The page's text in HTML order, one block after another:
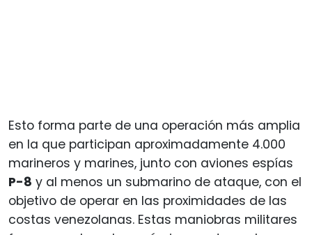
Esto forma parte de una operación más amplia
en la que participan aproximadamente 4.000
marineros y marines, junto con aviones espías
P-8 y al menos un submarino de ataque, con el
objetivo de operar en las proximidades de las
costas venezolanas. Estas maniobras militares